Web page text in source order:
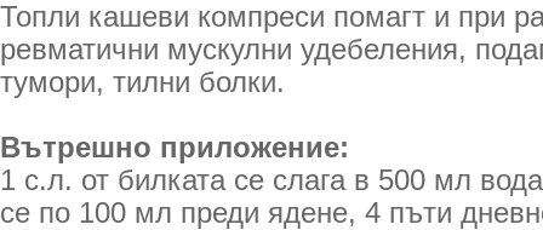
Топли кашеви компреси помагт и при
ревматични мускулни удебеления,
тумори, тилни болки.
Вътрешно приложение:
1 с.л. от билката се слага в 500 мл
се по 100 мл преди ядене, 4 пъти